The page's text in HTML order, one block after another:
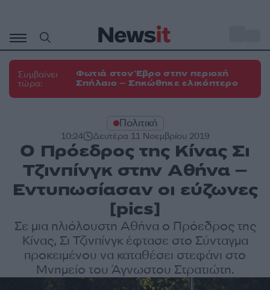
περιεχόμενο
Συμβαίνει
τώρα:
Φωτιά στον Έβρο στην περιοχή
Σπήλαιο – Σηκώθηκε ελικόπτερο
Πολιτική
10:24 Δευτέρα 11 Νοεμβρίου 2019
Ο Πρόεδρος της Κίνας Σι
Τζινπίνγκ στην Αθήνα –
Εντυπωσίασαν οι εύζωνες
[pics]
Σε μια ηλιόλουστη Αθήνα ο Πρόεδρος της
Κίνας, Σι Τζινπίνγκ έφτασε στο Σύνταγμα
προκειμένου να καταθέσει στεφάνι στο
Μνημείο του Άγνωστου Στρατιώτη.